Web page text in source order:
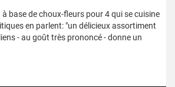
base de choux-fleurs pour 4 qui se cuisine
en parlent: "un délicieux assortiment
- au goût très prononcé - donne un